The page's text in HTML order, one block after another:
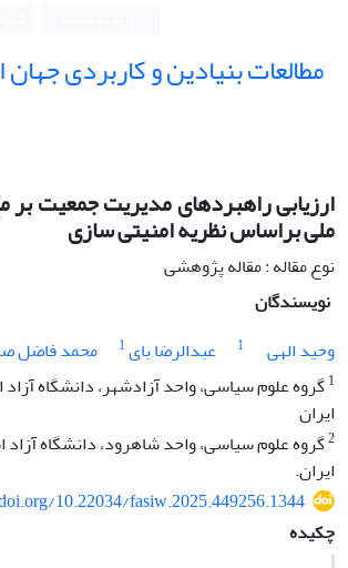
مطالعات بنیادین و کاربردی جهان
ارزیابی راهبردهای مدیریت جمعیت بر
ملی براساس نظریه امنیتی سازی
نوع مقاله : مقاله پژوهشی
نویسندگان
وحید الهی
1 عبدالرضا بای1 محمد فاضل
1گروه علوم سیاسی، واحد آزادشهر، دانشگاه آزاد
ایران
2گروه علوم سیاسی، واحد شاهرود، دانشگاه آزاد
ایران.
10.22034/fasiw.2025.449256.1344
چکیده